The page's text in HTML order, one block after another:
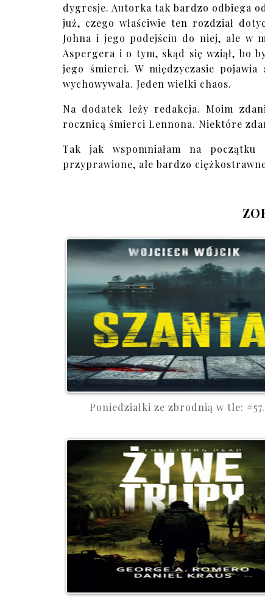
dygresje. Autorka tak bardzo odbiega
już, czego właściwie ten rozdział
Johna i jego podejściu do niej, ale w
Aspergera i o tym, skąd się wziął, bo
jego śmierci. W międzyczasie
wychowywała. Jeden wielki chaos.
Na dodatek leży redakcja. Moim
rocznicą śmierci Lennona. Niektóre
Tak jak wspomniałam na
przyprawione, ale bardzo
Poniedziałki ze zbrodnią w tle: